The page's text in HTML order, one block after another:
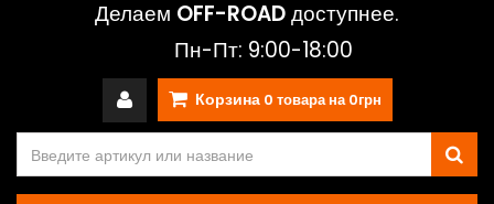
Делаем OFF-ROADдоступнее.
Пн-Пт: 9:00-18:00
Корзина 0 товара на 0грн